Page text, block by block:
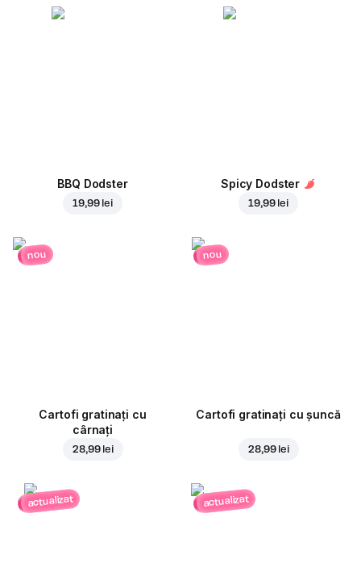
BBQ Dodster
19,99 lei
Spicy Dodster
19,99 lei
nou
Cartofi gratinați cu
cârnați
28,99 lei
nou
Cartofi gratinați cu șuncă
28,99 lei
actualizat actualizat